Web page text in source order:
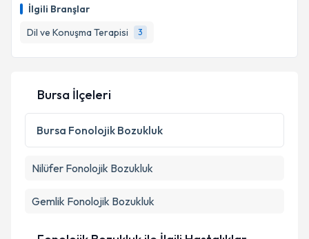
İlgili Branşlar
Dil ve Konuşma Terapisi
3
Bursa İlçeleri
Bursa Fonolojik Bozukluk
Nilüfer Fonolojik Bozukluk
Gemlik Fonolojik Bozukluk